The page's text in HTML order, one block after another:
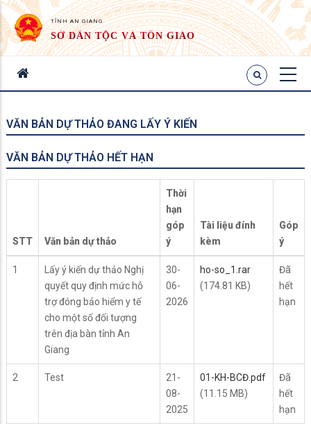
TỈNH AN GIANG
SỞ DÂN TỘC VÀ TÔN GIÁO
VĂN BẢN DỰ THẢO ĐANG LẤY Ý KIẾN
VĂN BẢN DỰ THẢO HẾT HẠN
STT Văn bản dự thảo
Thời
hạn
góp
ý
Tài liệu đính
kèm
Góp
ý
1
Lấy ý kiến dự thảo Nghị
quyết quy định mức hỗ
trợ đóng bảo hiểm y tế
cho một số đối tượng
trên địa bàn tỉnh An
Giang
30-
06-
2026
ho-so_1.rar
(174.81 KB)
Đã
hết
hạn
2 Test
21-
08-
2025
01-KH-BCĐ.pdf
(11.15 MB)
Đã
hết
hạn